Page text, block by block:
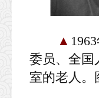
▲
委员、全国
室的老人。